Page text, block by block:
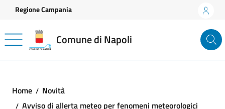
Vai ai contenuti
Vai al footer
Regione Campania
Comune di Napoli
Home
Novità
Avviso di allerta meteo per fenomeni meteorologici